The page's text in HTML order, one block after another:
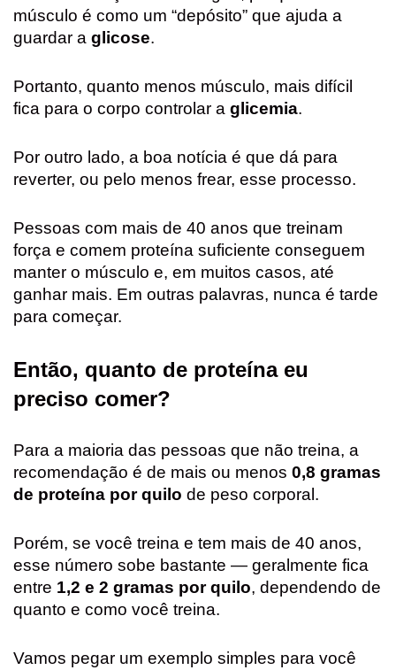
músculo é como um “depósito” que ajuda a
guardar a glicose.
Portanto, quanto menos músculo, mais difícil
fica para o corpo controlar a glicemia.
Por outro lado, a boa notícia é que dá para
reverter, ou pelo menos frear, esse processo.
Pessoas com mais de 40 anos que treinam
força e comem proteína suficiente conseguem
manter o músculo e, em muitos casos, até
ganhar mais. Em outras palavras, nunca é tarde
para começar.
Então, quanto de proteína eu
preciso comer?
Para a maioria das pessoas que não treina, a
recomendação é de mais ou menos 0,8 gramas
de proteína por quilo de peso corporal.
Porém, se você treina e tem mais de 40 anos,
esse número sobe bastante — geralmente fica
entre 1,2 e 2 gramas por quilo, dependendo de
quanto e como você treina.
Vamos pegar um exemplo simples para você